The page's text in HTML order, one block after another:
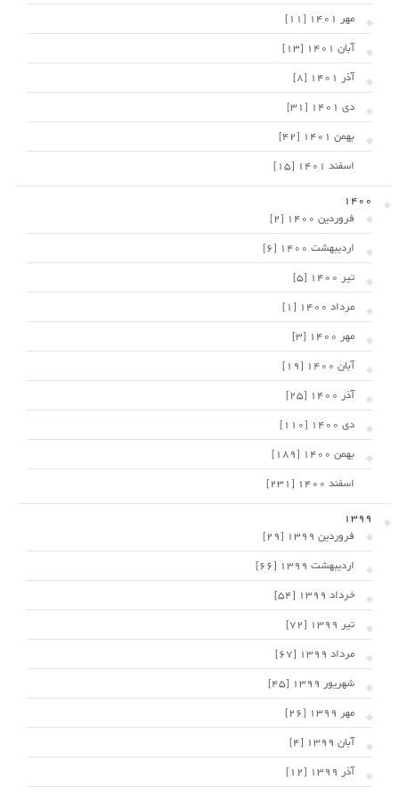
مهر 1401 [11]
آبان 1401 [13]
آذر 1401 [8]
دی 1401 [31]
بهمن 1401 [42]
اسفند 1401 [15]
1400
فروردین 1400 [2]
اردیبهشت 1400 [6]
تیر 1400 [5]
مرداد 1400 [1]
مهر 1400 [3]
آبان 1400 [19]
آذر 1400 [25]
دی 1400 [110]
بهمن 1400 [189]
اسفند 1400 [231]
1399
فروردین 1399 [29]
اردیبهشت 1399 [66]
خرداد 1399 [54]
تیر 1399 [72]
مرداد 1399 [67]
شهریور 1399 [45]
مهر 1399 [26]
آبان 1399 [4]
آذر 1399 [12]